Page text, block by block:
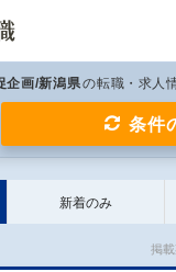
企画/新潟県の転職・求人
条件
新着のみ
掲